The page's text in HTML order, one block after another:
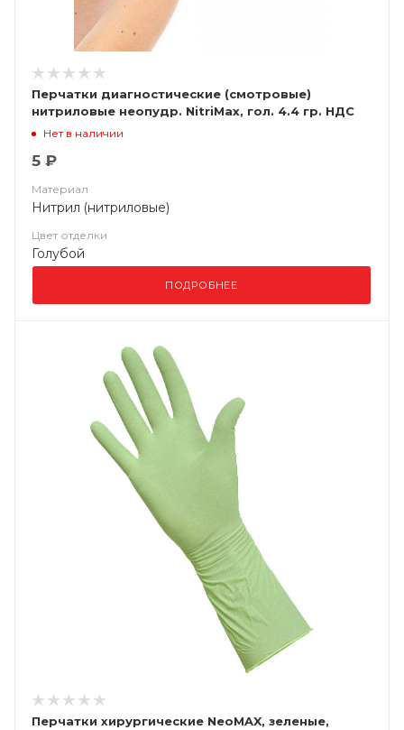
Перчатки диагностические (смотровые)
нитриловые неопудр. NitriMax, гол. 4.4 гр. НДС
(10%)
Нет в наличии
5 ₽
Материал
Нитрил (нитриловые)
Цвет отделки
Голубой
ПОДРОБНЕЕ
Перчатки хирургические NeoMAX, зеленые,